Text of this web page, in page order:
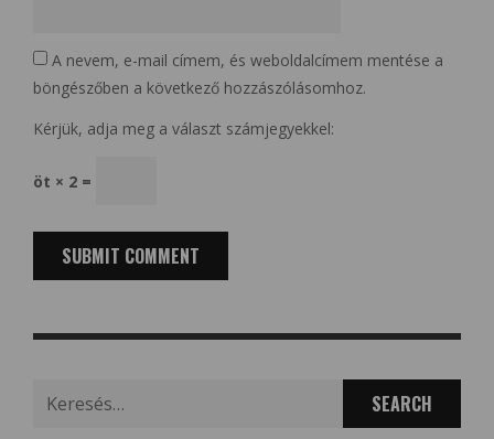
A nevem, e-mail címem, és weboldalcímem mentése a
böngészőben a következő hozzászólásomhoz.
Kérjük, adja meg a választ számjegyekkel:
öt × 2 =
for: